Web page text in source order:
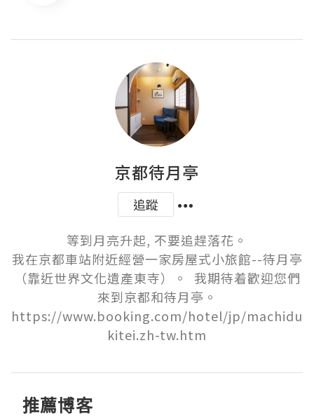
京都待月亭
追蹤
等到月亮升起, 不要追趕落花。
我在京都車站附近經營一家房屋式小旅館--待月亭
（靠近世界文化遺產東寺）。  我期待着歡迎您們
來到京都和待月亭。
https://www.booking.com/hotel/jp/machidu
kitei.zh-tw.htm
推薦博客